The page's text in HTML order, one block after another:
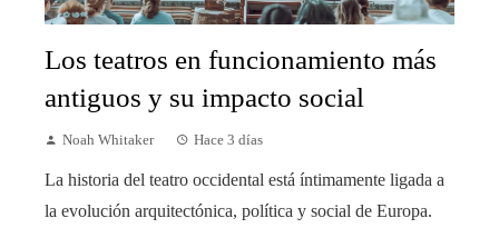
Los teatros en funcionamiento más
antiguos y su impacto social
Noah Whitaker Hace 3 días
La historia del teatro occidental está íntimamente ligada a
la evolución arquitectónica, política y social de Europa.